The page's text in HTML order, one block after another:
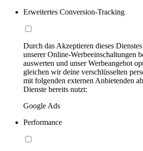
Erweitertes Conversion-Tracking
Durch das Akzeptieren dieses
unserer Online-Werbeeinschaltungen
auswerten und unser Werbeangebot
gleichen wir deine verschlüsselten
mit folgenden externen Anbietenden
Dienste bereits nutzt:
Google Ads
Performance